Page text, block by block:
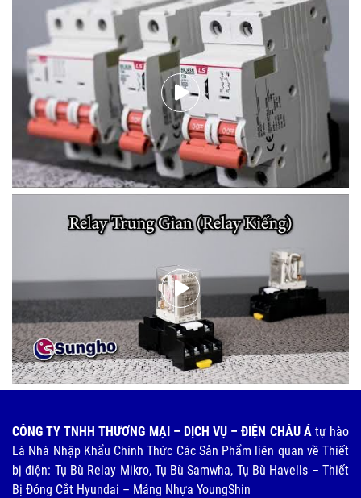
CÔNG TY TNHH THƯƠNG MẠI – DỊCH VỤ – ĐIỆN CHÂU Átự hào
Là Nhà Nhập Khẩu Chính Thức Các Sản Phẩm liên quan về Thiết
bị điện: Tụ Bù Relay Mikro, Tụ Bù Samwha, Tụ Bù Havells – Thiết
Bị Đóng Cắt Hyundai – Máng Nhựa YoungShin